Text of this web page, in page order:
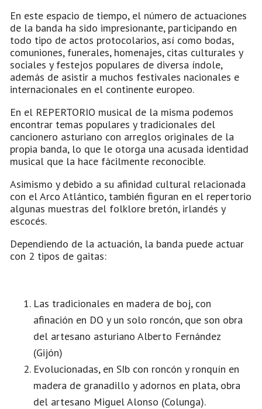
En este espacio de tiempo, el número de actuaciones
de la banda ha sido impresionante, participando en
todo tipo de actos protocolarios, así como bodas,
comuniones, funerales, homenajes, citas culturales y
sociales y festejos populares de diversa índole,
además de asistir a muchos festivales nacionales e
internacionales en el continente europeo.
En el REPERTORIO musical de la misma podemos
encontrar temas populares y tradicionales del
cancionero asturiano con arreglos originales de la
propia banda, lo que le otorga una acusada identidad
musical que la hace fácilmente reconocible.
Asimismo y debido a su afinidad cultural relacionada
con el Arco Atlántico, también figuran en el repertorio
algunas muestras del folklore bretón, irlandés y
escocés.
Dependiendo de la actuación, la banda puede actuar
con 2 tipos de gaitas:
Las tradicionales en madera de boj, con
afinación en DO y un solo roncón, que son obra
del artesano asturiano Alberto Fernández
(Gijón)
Evolucionadas, en SIb con roncón y ronquín en
madera de granadillo y adornos en plata, obra
del artesano Miguel Alonso (Colunga).